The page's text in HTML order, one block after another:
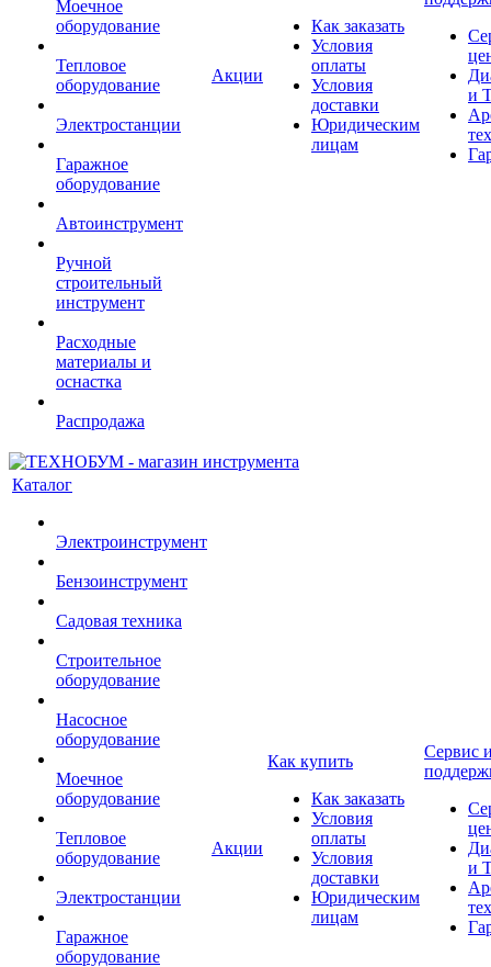
Моечное
оборудование
Тепловое
оборудование
Электростанции
Гаражное
оборудование
Автоинструмент
Ручной
строительный
инструмент
Расходные
материалы и
оснастка
Распродажа
Акции
Как заказать
Условия
оплаты
Условия
доставки
Юридическим
лицам
и
Каталог
Электроинструмент
Бензоинструмент
Садовая техника
Строительное
оборудование
Насосное
оборудование
Моечное
оборудование
Тепловое
оборудование
Электростанции
Гаражное
оборудование
Акции
Как купить
Как заказать
Условия
оплаты
Условия
доставки
Юридическим
лицам
Сервис
и